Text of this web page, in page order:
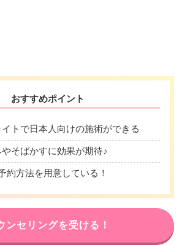
おすすめポイント
トで日本人向けの施術ができる
そばかすに効果が期待♪
約方法を用意している！
ンセリングを受ける！